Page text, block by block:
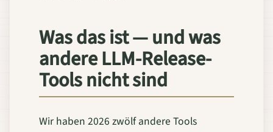
Was das ist — und was
andere LLM-Release-
Tools nicht sind
Wir haben 2026 zwölf andere Tools